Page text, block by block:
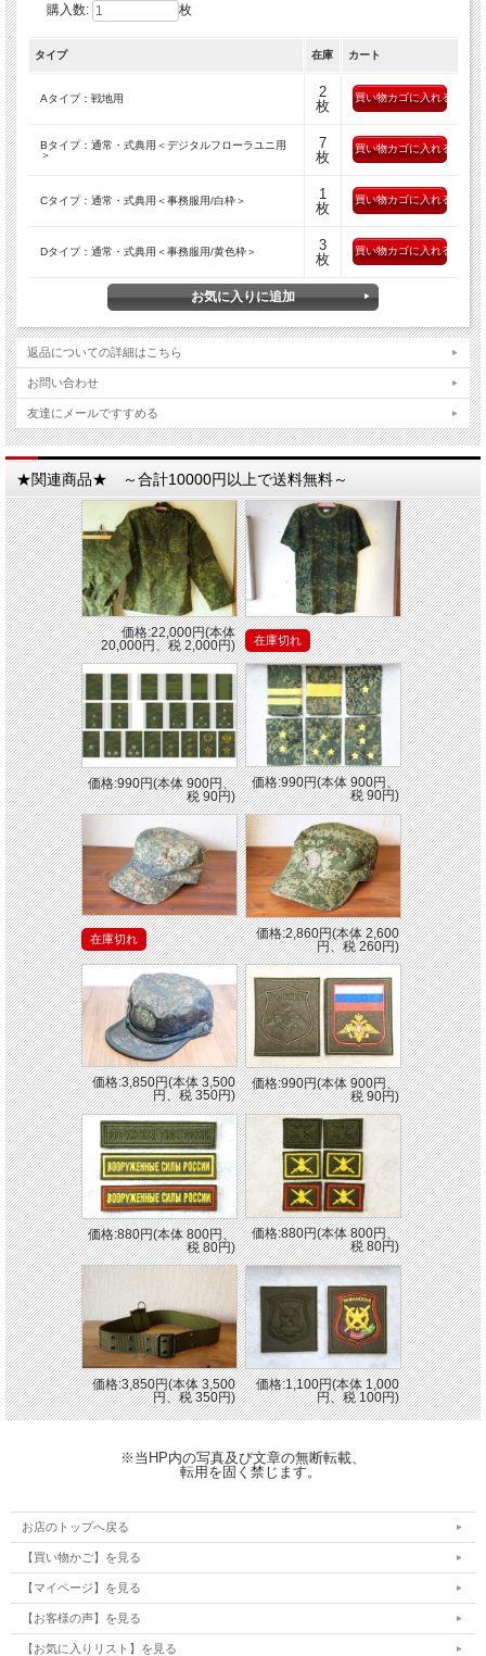
購入数: 枚
タイプ 在庫 カート
Aタイプ：戦地用
2
枚
Bタイプ：通常・式典用＜デジタルフローラユニ用
＞
7
枚
Cタイプ：通常・式典用＜事務服用/白枠＞
1
枚
Dタイプ：通常・式典用＜事務服用/黄色枠＞
3
枚
返品についての詳細はこちら
お問い合わせ
友達にメールですすめる
★関連商品★ ～合計10000円以上で送料無料～
価格:22,000円(本体
20,000円、税 2,000円)
在庫切れ
価格:990円(本体 900円、
税 90円)
価格:990円(本体 900円、
税 90円)
在庫切れ
価格:2,860円(本体 2,600
円、税 260円)
価格:3,850円(本体 3,500
円、税 350円)
価格:990円(本体 900円、
税 90円)
価格:880円(本体 800円、
税 80円)
価格:880円(本体 800円、
税 80円)
価格:3,850円(本体 3,500
円、税 350円)
価格:1,100円(本体 1,000
円、税 100円)
※当HP内の写真及び文章の無断転載、
転用を固く禁じます。
お店のトップへ戻る
【買い物かご】を見る
【マイページ】を見る
【お客様の声】を見る
【お気に入りリスト】を見る